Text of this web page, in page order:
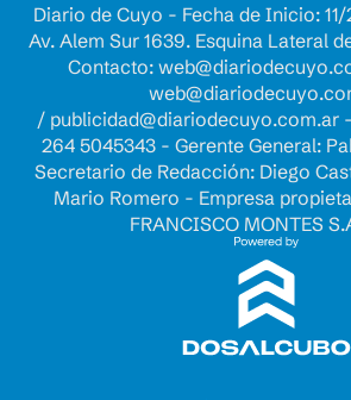
Diario de Cuyo - Fecha de Inicio:
Av. Alem Sur 1639. Esquina Lateral
Contacto:
/ publicidad@diariodecuyo.com.ar-
264 5045343 - Gerente General:
Secretario de Redacción: Diego
Mario Romero - Empresa
FRANCISCO MONTES